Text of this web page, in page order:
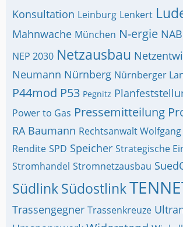
Konsultation Leinburg Lenkert
Mahnwache München N-ergie
NEP 2030 Netzausbau
Neumann Nürnberg Nürnberger
P44mod P53 Pegnitz
Power to Gas Pressemitteilung
RA Baumann Rechtsanwalt
Rendite SPD Speicher Strategische
Stromhandel Stromnetzausbau
SüdlinkSüdostlink
Trassengegner Trassenkreuze